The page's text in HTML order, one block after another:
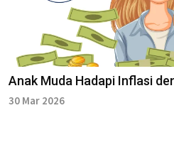
Anak Muda Hadapi Inflasi
30 Mar 2026